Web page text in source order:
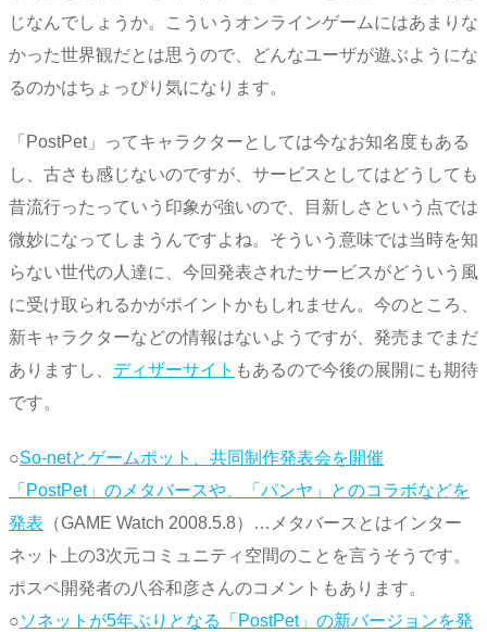
じなんでしょうか。こういうオンラインゲームにはあまりな
かった世界観だとは思うので、どんなユーザが遊ぶようにな
るのかはちょっぴり気になります。
「PostPet」ってキャラクターとしては今なお知名度もある
し、古さも感じないのですが、サービスとしてはどうしても
昔流行ったっていう印象が強いので、目新しさという点では
微妙になってしまうんですよね。そういう意味では当時を知
らない世代の人達に、今回発表されたサービスがどういう風
に受け取られるかがポイントかもしれません。今のところ、
新キャラクターなどの情報はないようですが、発売までまだ
ありますし、 ディザーサイト もあるので今後の展開にも期待
です。
○So-netとゲームポット、共同制作発表会を開催
「PostPet」のメタバースや、「パンヤ」とのコラボなどを
発表 （GAME Watch 2008.5.8）…メタバースとはインター
ネット上の3次元コミュニティ空間のことを言うそうです。
ポスペ開発者の八谷和彦さんのコメントもあります。
○ソネットが5年ぶりとなる「PostPet」の新バージョンを発